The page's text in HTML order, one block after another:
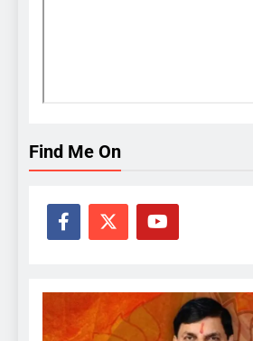
Find Me On